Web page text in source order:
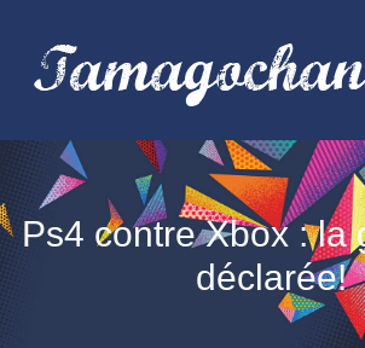
Ps4 contre Xbox : la
déclarée!